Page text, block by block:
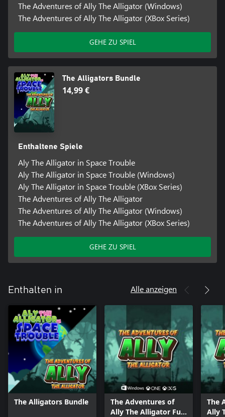
The Adventures of Ally The Alligator (Windows)
The Adventures of Ally The Alligator (XBox Series)
GEHE ZU SPIEL
The Alligators Bundle
14,99 €
Enthaltene Spiele
Aly The Alligator in Space Trouble
Aly The Alligator in Space Trouble (Windows)
Aly The Alligator in Space Trouble (XBox Series)
The Adventures of Ally The Alligator
The Adventures of Ally The Alligator (Windows)
The Adventures of Ally The Alligator (XBox Series)
GEHE ZU SPIEL
Enthalten in Alle anzeigen
The Alligators Bundle
The Adventures of
Ally The Alligator Full
The
Ally